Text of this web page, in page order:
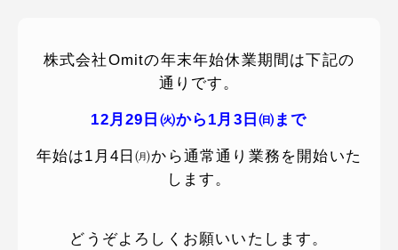
株式会社Omitの年末年始休業期間は下記の
通りです。
12月29日㈫から1月3日㈰まで
年始は1月4日㈪から通常通り業務を開始いた
します。
どうぞよろしくお願いいたします。